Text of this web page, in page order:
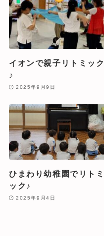
イオンで親子リトミック
♪
2025年9月9日
ひまわり幼稚園でリトミ
ック♪
2025年9月4日